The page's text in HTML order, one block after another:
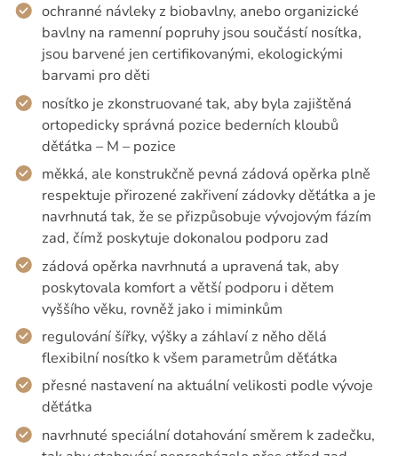
ochranné návleky z biobavlny, anebo organizické
bavlny na ramenní popruhy jsou součástí nosítka,
jsou barvené jen certifikovanými, ekologickými
barvami pro děti
nosítko je zkonstruované tak, aby byla zajištěná
ortopedicky správná pozice bederních kloubů
děťátka – M – pozice
měkká, ale konstrukčně pevná zádová opěrka plně
respektuje přirozené zakřivení zádovky děťátka a je
navrhnutá tak, že se přizpůsobuje vývojovým fázím
zad, čímž poskytuje dokonalou podporu zad
zádová opěrka navrhnutá a upravená tak, aby
poskytovala komfort a větší podporu i dětem
vyššího věku, rovněž jako i miminkům
regulování šířky, výšky a záhlaví z něho dělá
flexibilní nosítko k všem parametrům děťátka
přesné nastavení na aktuální velikosti podle vývoje
děťátka
navrhnuté speciální dotahování směrem k zadečku,